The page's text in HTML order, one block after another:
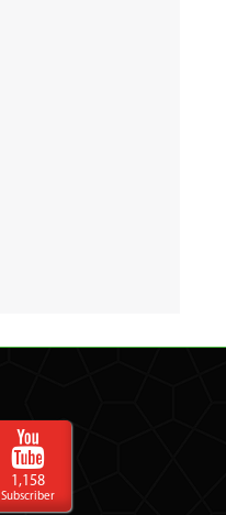
1,158
Subscriber